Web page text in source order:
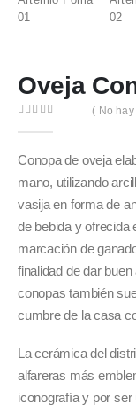
Oveja
( No
Conopa de oveja
mano, utilizando
vasija en forma de
de bebida y ofrecida
marcación de
finalidad de dar
conopas también
cumbre de la casa
La cerámica del
alfareras más
iconografía y por ser